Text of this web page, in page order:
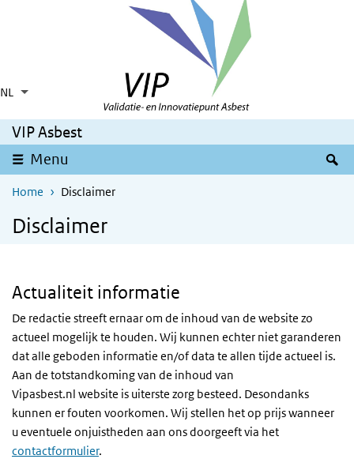
Overslaan en naar de inhoud gaan
Direct naar de hoofdnavigatie
NL Taalkeuze
Aanvullende acties weergeven
Ingeklapt
VIP Asbest
Menu
Home Disclaimer
Disclaimer
Actualiteit informatie
De redactie streeft ernaar om de inhoud van de website zo
actueel mogelijk te houden. Wij kunnen echter niet garanderen
dat alle geboden informatie en/of data te allen tijde actueel is.
Aan de totstandkoming van de inhoud van
Vipasbest.nl website is uiterste zorg besteed. Desondanks
kunnen er fouten voorkomen. Wij stellen het op prijs wanneer
u eventuele onjuistheden aan ons doorgeeft via het
contactformulier.